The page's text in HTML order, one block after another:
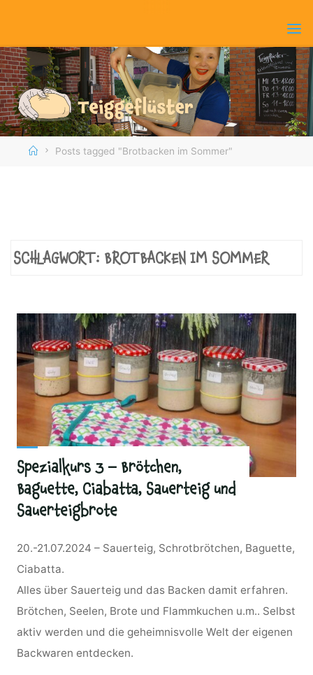
content
HomePosts tagged "Brotbacken im Sommer"
SCHLAGWORT: BROTBACKEN IM SOMMER
Spezialkurs 3 – Brötchen,
Baguette, Ciabatta, Sauerteig und
Sauerteigbrote
20.-21.07.2024 – Sauerteig, Schrotbrötchen, Baguette,
Ciabatta.
Alles über Sauerteig und das Backen damit erfahren.
Brötchen, Seelen, Brote und Flammkuchen u.m.. Selbst
aktiv werden und die geheimnisvolle Welt der eigenen
Backwaren entdecken.